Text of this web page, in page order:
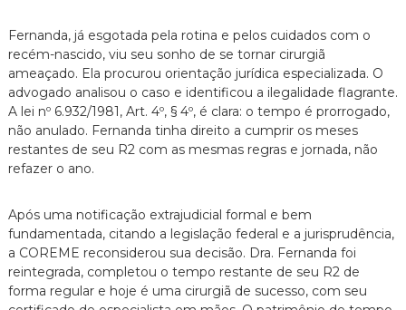
Fernanda,já esgotada pela rotina e pelos cuidados com o
recém-nascido,viu seu sonho de se tornar cirurgiã
ameaçado. Ela procurou orientação jurídica especializada. O
advogado analisou o caso e identificou a ilegalidade flagrante.
A lei nº 6.932/1981,Art. 4º,§ 4º,é clara: o tempo é prorrogado,
não anulado. Fernanda tinha direito a cumprir os meses
restantes de seu R2 com as mesmas regras e jornada,não
refazer o ano.
Após uma notificação extrajudicial formal e bem
fundamentada,citando a legislação federal e a jurisprudência,
a COREME reconsiderou sua decisão. Dra. Fernanda foi
reintegrada,completou o tempo restante de seu R2 de
forma regular e hoje é uma cirurgiã de sucesso,com seu